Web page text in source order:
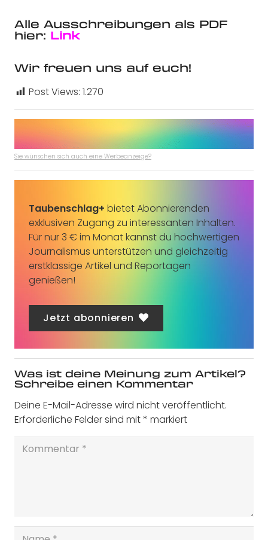
Alle Ausschreibungen als PDF
hier: Link
Wir freuen uns auf euch!
Post Views: 1.270
Sie wünschen sich auch eine Werbeanzeige?
Taubenschlag+ bietet Abonnierenden
exklusiven Zugang zu interessanten Inhalten.
Für nur 3 € im Monat kannst du hochwertigen
Journalismus unterstützen und gleichzeitig
erstklassige Artikel und Reportagen
genießen!
Jetzt abonnieren
Was ist deine Meinung zum Artikel?
Schreibe einen Kommentar
Deine E-Mail-Adresse wird nicht veröffentlicht.
Erforderliche Felder sind mit* markiert